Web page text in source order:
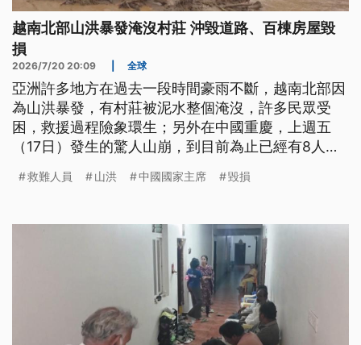
越南北部山洪暴發淹沒村莊 沖毀道路、百棟房屋毀
損
2026/7/20 20:09 全球
亞洲許多地方在過去一段時間豪雨不斷，越南北部因
為山洪暴發，有村莊被泥水整個淹沒，許多民眾受
困，救援過程險象環生；另外在中國重慶，上週五
（17日）發生的驚人山崩，到目前為止已經有8人死
石，展開深度救援。
救難人員 山洪 中國國家主席 毀損